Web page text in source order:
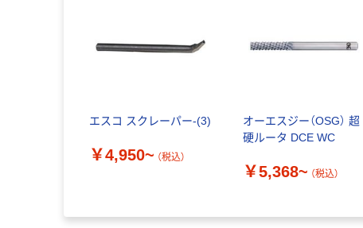
エスコ スクレーパー-(3)
￥4,950~ （税込）
オーエスジー（OSG） 超
硬ルータ DCE WC
￥5,368~ （税込）